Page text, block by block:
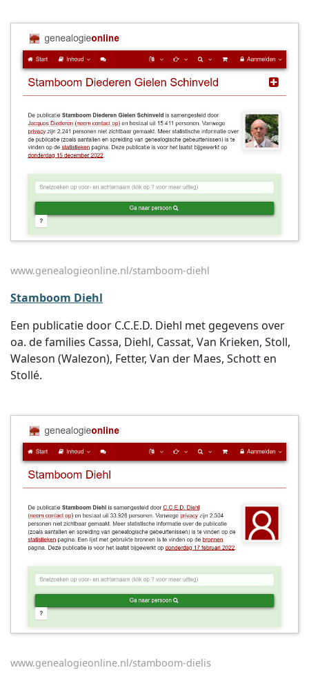
www.genealogieonline.nl/stamboom-diehl
Stamboom Diehl
Een publicatie door C.C.E.D. Diehl met gegevens over
oa. de families Cassa, Diehl, Cassat, Van Krieken, Stoll,
Waleson (Walezon), Fetter, Van der Maes, Schott en
Stollé.
www.genealogieonline.nl/stamboom-dielis